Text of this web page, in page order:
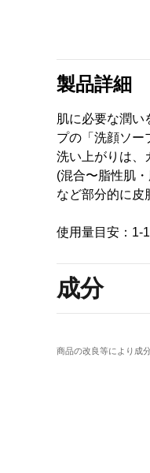
製品詳細
肌に必要な潤い
プの「洗顔ソー
洗い上がりは、
(混合〜脂性肌
など部分的に皮
使用量目安：1-
成分
商品の改良等により成